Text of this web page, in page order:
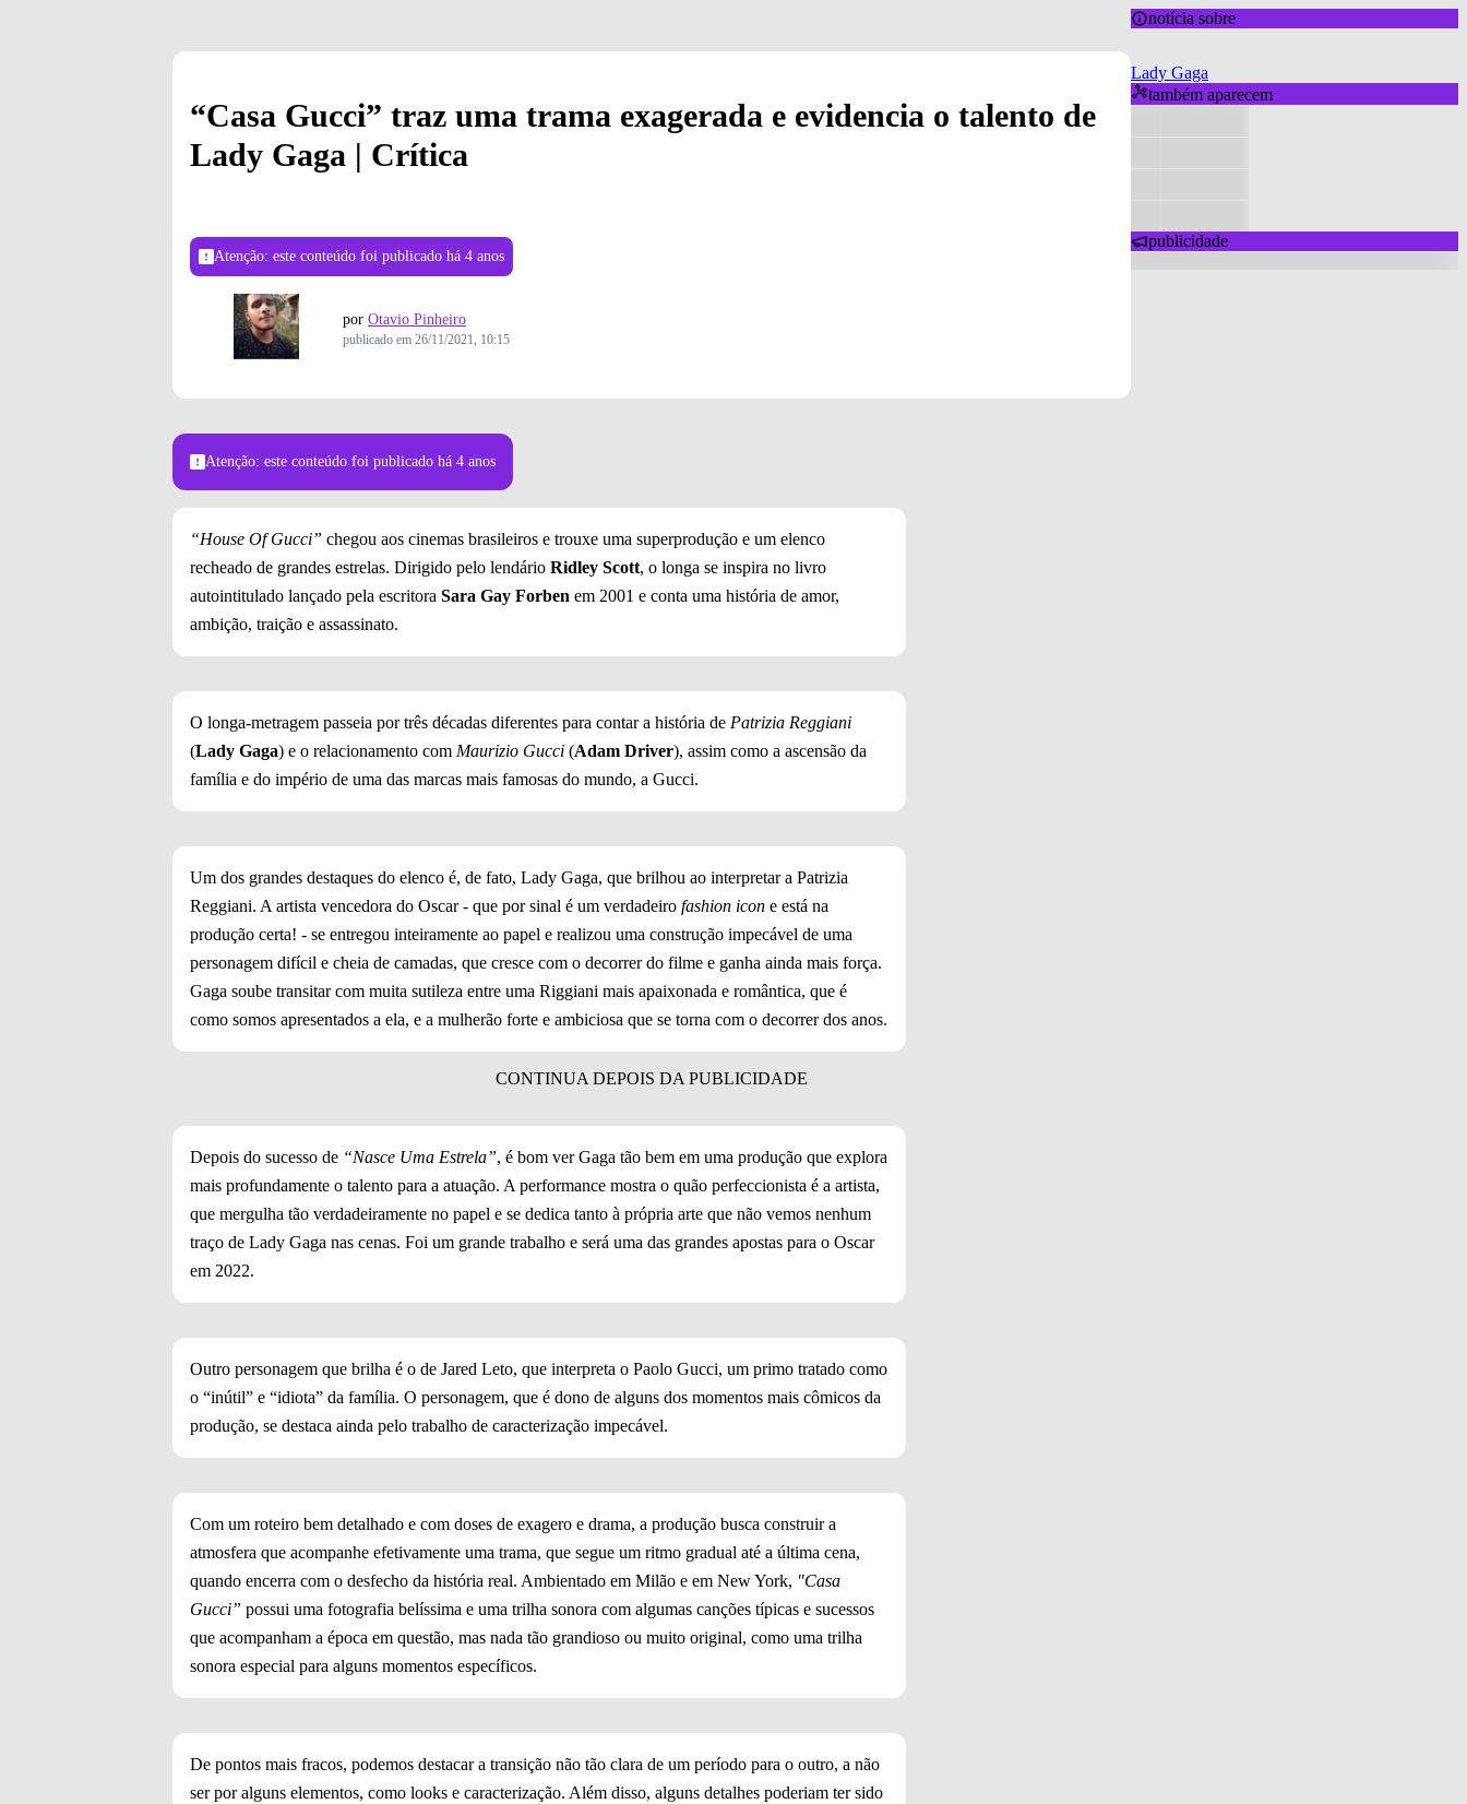
“Casa Gucci” traz uma trama exagerada e evidencia o talento de
Lady Gaga | Crítica
Atenção: este conteúdo foi publicado há 4 anos
por Otavio Pinheiro
publicado em 26/11/2021, 10:15
Atenção: este conteúdo foi publicado há 4 anos
“House Of Gucci” chegou aos cinemas brasileiros e trouxe uma superprodução e um elenco
recheado de grandes estrelas. Dirigido pelo lendário Ridley Scott, o longa se inspira no livro
autointitulado lançado pela escritora Sara Gay Forben em 2001 e conta uma história de amor,
ambição, traição e assassinato.
O longa-metragem passeia por três décadas diferentes para contar a história de Patrizia Reggiani
(Lady Gaga) e o relacionamento com Maurizio Gucci (Adam Driver), assim como a ascensão da
família e do império de uma das marcas mais famosas do mundo, a Gucci.
Um dos grandes destaques do elenco é, de fato, Lady Gaga, que brilhou ao interpretar a Patrizia
Reggiani. A artista vencedora do Oscar - que por sinal é um verdadeiro fashion icon e está na
produção certa! - se entregou inteiramente ao papel e realizou uma construção impecável de uma
personagem difícil e cheia de camadas, que cresce com o decorrer do filme e ganha ainda mais força.
Gaga soube transitar com muita sutileza entre uma Riggiani mais apaixonada e romântica, que é
como somos apresentados a ela, e a mulherão forte e ambiciosa que se torna com o decorrer dos anos.
Depois do sucesso de “Nasce Uma Estrela”, é bom ver Gaga tão bem em uma produção que explora
mais profundamente o talento para a atuação. A performance mostra o quão perfeccionista é a artista,
que mergulha tão verdadeiramente no papel e se dedica tanto à própria arte que não vemos nenhum
traço de Lady Gaga nas cenas. Foi um grande trabalho e será uma das grandes apostas para o Oscar
em 2022.
Outro personagem que brilha é o de Jared Leto, que interpreta o Paolo Gucci, um primo tratado como
o “inútil” e “idiota” da família. O personagem, que é dono de alguns dos momentos mais cômicos da
produção, se destaca ainda pelo trabalho de caracterização impecável.
Com um roteiro bem detalhado e com doses de exagero e drama, a produção busca construir a
atmosfera que acompanhe efetivamente uma trama, que segue um ritmo gradual até a última cena,
quando encerra com o desfecho da história real. Ambientado em Milão e em New York, "Casa
Gucci” possui uma fotografia belíssima e uma trilha sonora com algumas canções típicas e sucessos
que acompanham a época em questão, mas nada tão grandioso ou muito original, como uma trilha
sonora especial para alguns momentos específicos.
De pontos mais fracos, podemos destacar a transição não tão clara de um período para o outro, a não
ser por alguns elementos, como looks e caracterização. Além disso, alguns detalhes poderiam ter sido
notícia sobre
Lady Gaga
também aparecem
publicidade